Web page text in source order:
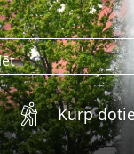
Kurp